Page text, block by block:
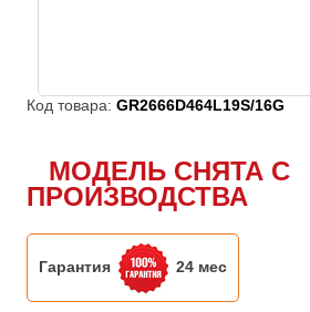
Код товара:GR2666D464L19S/16G
МОДЕЛЬ СНЯТА С
ПРОИЗВОДСТВА
Гарантия 24 мес